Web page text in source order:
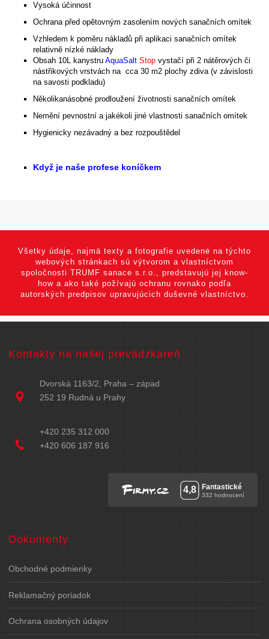
Vysoká účinnost
Ochrana před opětovným zasolením nových sanačních omítek
Vzhledem k poměru nákladů při aplikaci sanačních omítek
relativně nízké náklady
Obsah 10L kanystru AquaSalt Stop vystačí při 2 nátěrových či
nástřikových vrstvách na cca 30 m2 plochy zdiva (v závislosti
na savosti podkladu)
Několikanásobné prodloužení životnosti sanačních omítek
Nemění pevnostní a jakékoli jiné vlastnosti sanačních omítek
Hygienicky nezávadný a bez rozpouštědel
Když je naše profese koníčkem
Všetky údaje, najmä texty a fotografie uvedené na týchto
webových stránkach sú výtvorom a vlastníctvom
spoločnosti TRUMF sanace s.r.o., predstavujú jej know-
how a ako také požívajú ochranu rovnako podľa
autorských predpisov upravujúcich duševné vlastníctvo.
Kontakty na našej prevádzkareň
Dvorská 1163/2, Praha – západ
252 19 Rudná u Prahy
+420 235 312 000
+420 606 187 916
Dokumenty
Obchodné podmienky
Reklamačný poriadok
Ochrana osobných údajov